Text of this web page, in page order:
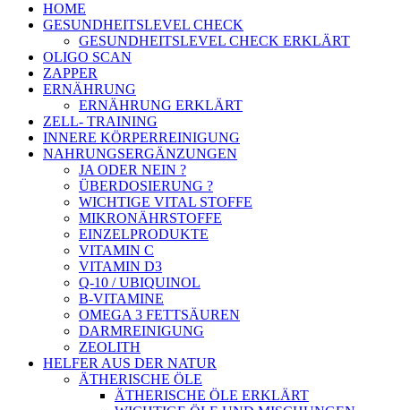
HOME
GESUNDHEITSLEVEL CHECK
GESUNDHEITSLEVEL CHECK ERKLÄRT
OLIGO SCAN
ZAPPER
ERNÄHRUNG
ERNÄHRUNG ERKLÄRT
ZELL- TRAINING
INNERE KÖRPERREINIGUNG
NAHRUNGSERGÄNZUNGEN
JA ODER NEIN ?
ÜBERDOSIERUNG ?
WICHTIGE VITAL STOFFE
MIKRONÄHRSTOFFE
EINZELPRODUKTE
VITAMIN C
VITAMIN D3
Q-10 / UBIQUINOL
B-VITAMINE
OMEGA 3 FETTSÄUREN
DARMREINIGUNG
ZEOLITH
HELFER AUS DER NATUR
ÄTHERISCHE ÖLE
ÄTHERISCHE ÖLE ERKLÄRT